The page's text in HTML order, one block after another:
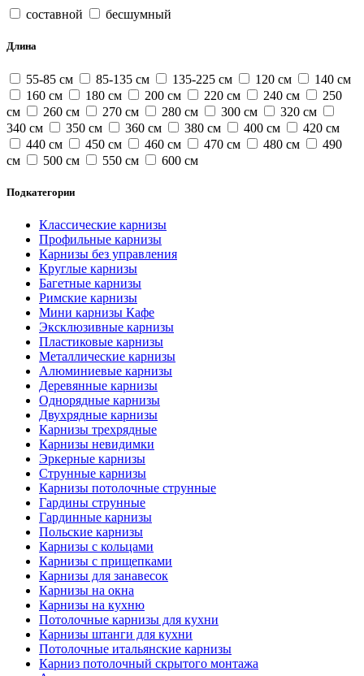
составной бесшумный
Длина
55-85 см 85-135 см 135-225 см 120 см
140 см
160 см
180 см 200 см 220 см 240 см
250
см
260 см 270 см 280 см 300 см
320 см
340 см
350 см 360 см 380 см 400 см
420 см
440 см
450 см 460 см 470 см 480 см
490
см
500 см 550 см 600 см
Подкатегории
Классические карнизы
Профильные карнизы
Карнизы без управления
Круглые карнизы
Багетные карнизы
Римские карнизы
Мини карнизы Кафе
Эксклюзивные карнизы
Пластиковые карнизы
Металлические карнизы
Алюминиевые карнизы
Деревянные карнизы
Однорядные карнизы
Двухрядные карнизы
Карнизы трехрядные
Карнизы невидимки
Эркерные карнизы
Струнные карнизы
Карнизы потолочные струнные
Гардины струнные
Гардинные карнизы
Польские карнизы
Карнизы с кольцами
Карнизы с прищепками
Карнизы для занавесок
Карнизы на окна
Карнизы на кухню
Потолочные карнизы для кухни
Карнизы штанги для кухни
Потолочные итальянские карнизы
Карниз потолочный скрытого монтажа